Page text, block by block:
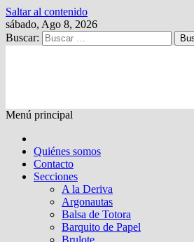
Saltar al contenido
sábado, Ago 8, 2026
Buscar:
Menú principal
Quiénes somos
Contacto
Secciones
A la Deriva
Argonautas
Balsa de Totora
Barquito de Papel
Brulote